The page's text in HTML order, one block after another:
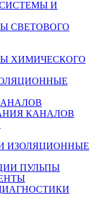
И
СВЕТОВОГО
ХИМИЧЕСКОГО
КАНАЛОВ
ИЗОЛЯЦИОННЫЕ
ПУЛЬПЫ